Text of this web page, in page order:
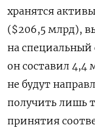
хранятся
($206,5 млрд),
на специальный
он составил 4,4
не будут
получить лишь
принятия